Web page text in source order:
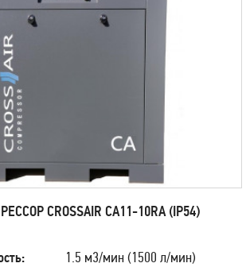
CROSSAIR CA11-10RA (IP54)
1.5 м3/мин (1500 л/мин)